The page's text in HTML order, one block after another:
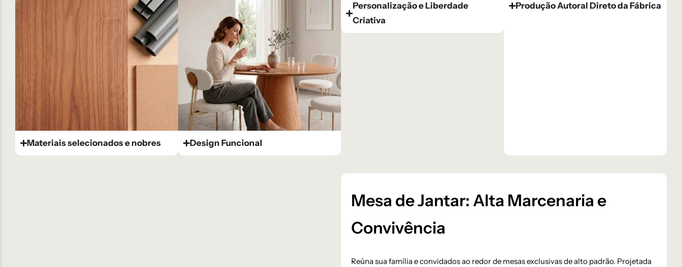
Materiais selecionados e nobres Design Funcional​
Personalização e Liberdade
Criativa
Produção Autoral Direto da Fábrica
Mesa de Jantar: Alta Marcenaria e
Convivência
Reúna sua família e convidados ao redor de mesas exclusivas de alto padrão. Projetada